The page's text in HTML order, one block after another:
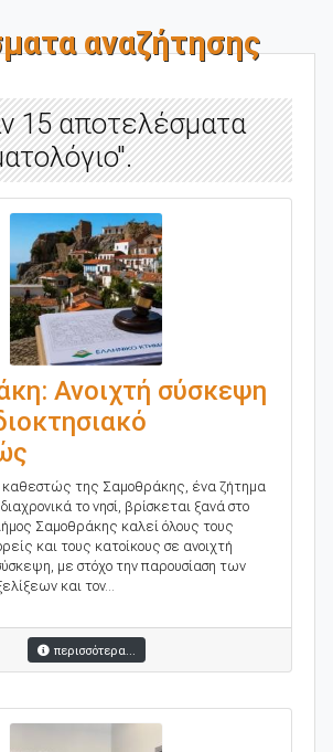
αναζήτησης
15 αποτελέσματα
Ανοιχτή σύσκεψη
καθεστώς της Σαμοθράκης, ένα ζήτημα
το νησί, βρίσκεται ξανά στο
Σαμοθράκης καλεί όλους τους
και τους κατοίκους σε ανοιχτή
με στόχο την παρουσίαση των
και τον...
περισσότερα...